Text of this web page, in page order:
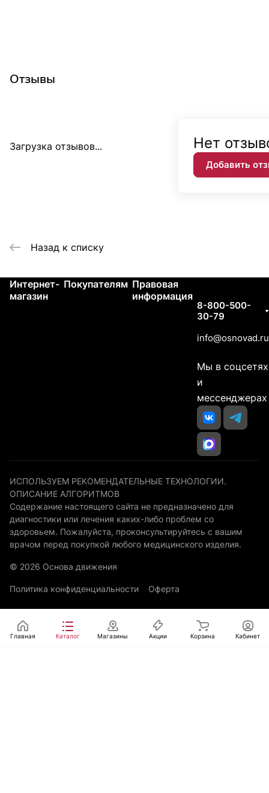
Отзывы
Загрузка отзывов... Нет
Добавить
Назад к списку
Интернет-
магазин
Покупателям Правовая
информация
8-800-500-
30-79
info@osnovad.ru
Мы в соцсетях
и
мессенджерах
ИСПОЛЬЗУЕМ РЕКОМЕНДАТЕЛЬНЫЕ ТЕХНОЛОГИИ.
ОПИСАНИЕ АЛГОРИТМОВ
Содержание настоящего сайта не предназначено для
диагностики или лечения каких-либо проблем со
здоровьем. Пожалуйста, проконсультируйтесь с вашим
врачом перед покупкой любого медицинского изделия.
© 2026 Основа движения
Политика конфиденциальности Оферта
Главная Каталог Магазины Акции Корзина Кабинет